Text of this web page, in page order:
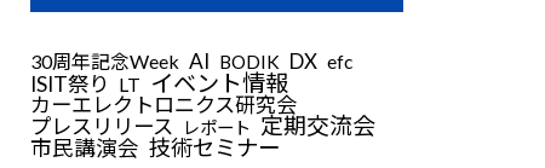
30周年記念Week AI BODIK DX efc
ISIT祭り LT イベント情報
カーエレクトロニクス研究会
プレスリリース
レポート 定期交流会
市民講演会 技術セミナー